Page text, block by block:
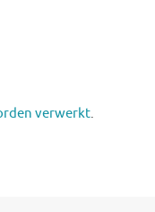
verwerkt.